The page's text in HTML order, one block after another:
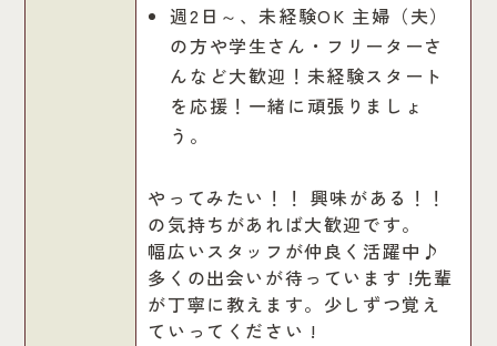
週2日～、未経験OK 主婦（夫）
の方や学生さん・フリーターさ
んなど大歓迎！未経験スタート
を応援！一緒に頑張りましょ
う。
やってみたい！！ 興味がある！！
の気持ちがあれば大歓迎です。
幅広いスタッフが仲良く活躍中♪
多くの出会いが待っています !先輩
が丁寧に教えます。少しずつ覚え
ていってください !